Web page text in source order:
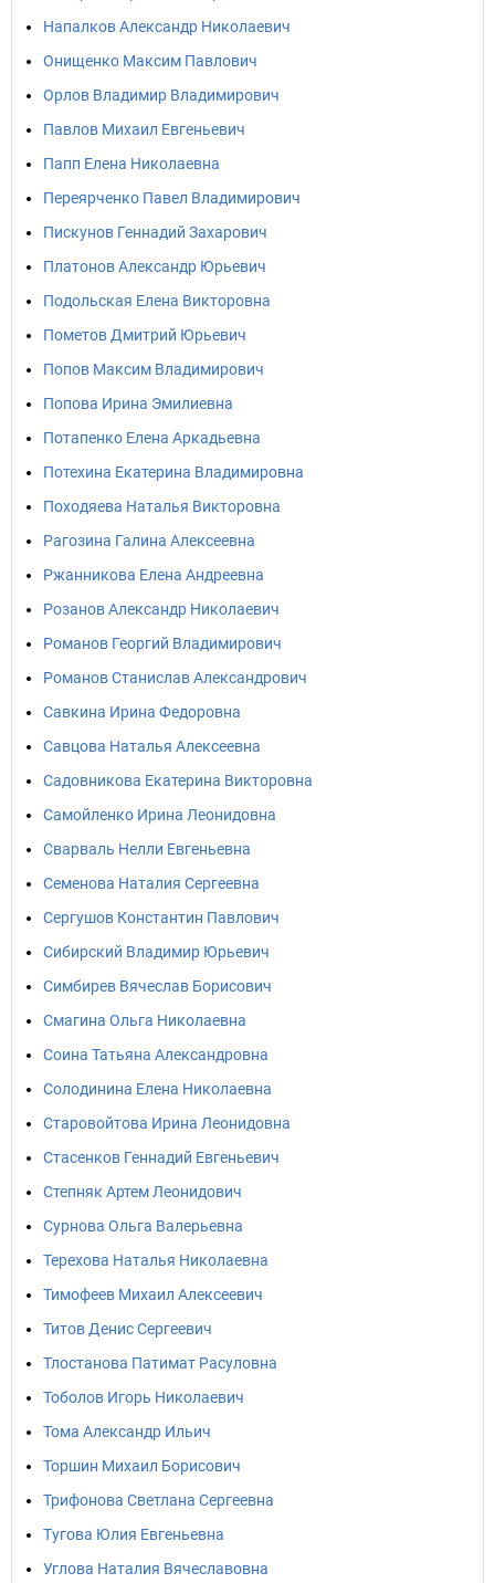
Напалков Александр Николаевич
Онищенко Максим Павлович
Орлов Владимир Владимирович
Павлов Михаил Евгеньевич
Папп Елена Николаевна
Переярченко Павел Владимирович
Пискунов Геннадий Захарович
Платонов Александр Юрьевич
Подольская Елена Викторовна
Пометов Дмитрий Юрьевич
Попов Максим Владимирович
Попова Ирина Эмилиевна
Потапенко Елена Аркадьевна
Потехина Екатерина Владимировна
Походяева Наталья Викторовна
Рагозина Галина Алексеевна
Ржанникова Елена Андреевна
Розанов Александр Николаевич
Романов Георгий Владимирович
Романов Станислав Александрович
Савкина Ирина Федоровна
Савцова Наталья Алексеевна
Садовникова Екатерина Викторовна
Самойленко Ирина Леонидовна
Сварваль Нелли Евгеньевна
Семенова Наталия Сергеевна
Сергушов Константин Павлович
Сибирский Владимир Юрьевич
Симбирев Вячеслав Борисович
Смагина Ольга Николаевна
Соина Татьяна Александровна
Солодинина Елена Николаевна
Старовойтова Ирина Леонидовна
Стасенков Геннадий Евгеньевич
Степняк Артем Леонидович
Сурнова Ольга Валерьевна
Терехова Наталья Николаевна
Тимофеев Михаил Алексеевич
Титов Денис Сергеевич
Тлостанова Патимат Расуловна
Тоболов Игорь Николаевич
Тома Александр Ильич
Торшин Михаил Борисович
Трифонова Светлана Сергеевна
Тугова Юлия Евгеньевна
Углова Наталия Вячеславовна